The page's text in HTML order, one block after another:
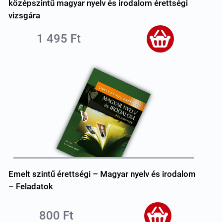
középszintű magyar nyelv és irodalom érettségi
vizsgára
1 495 Ft
Emelt szintű érettségi – Magyar nyelv és irodalom
– Feladatok
800 Ft